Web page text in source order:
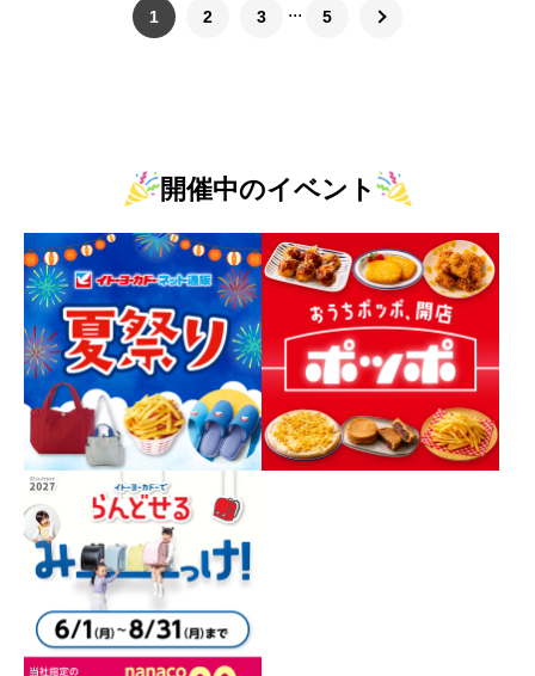
1 2 3 5
開催中のイベント